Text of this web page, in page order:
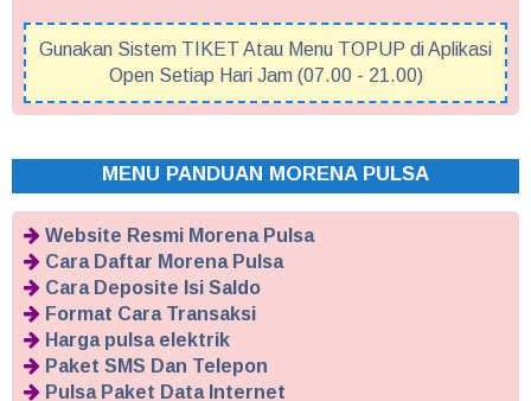
Gunakan Sistem TIKET Atau Menu TOPUP di Aplikasi
Open Setiap Hari Jam (07.00 - 21.00)
MENU PANDUAN MORENA PULSA
Website Resmi Morena Pulsa
Cara Daftar Morena Pulsa
Cara Deposite Isi Saldo
Format Cara Transaksi
Harga pulsa elektrik
Paket SMS Dan Telepon
Pulsa Paket Data Internet